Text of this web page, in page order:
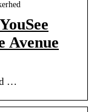
Avenue
…